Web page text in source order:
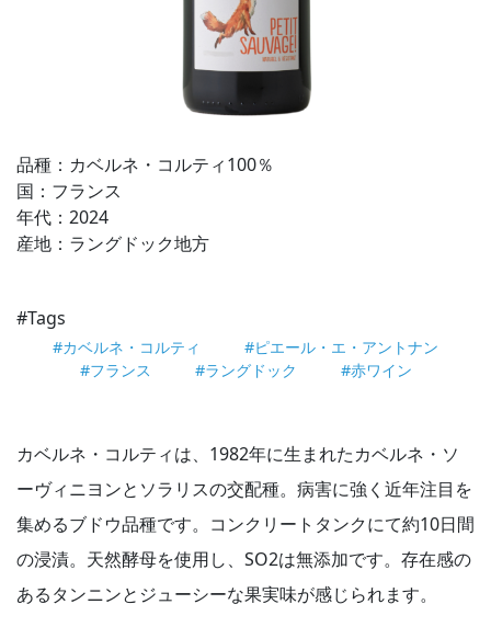
品種：カベルネ・コルティ100％
国：フランス
年代：2024
産地：ラングドック地方
#Tags
#カベルネ・コルティ
#ピエール・エ・アントナン
#フランス
#ラングドック #赤ワイン
カベルネ・コルティは、1982年に生まれたカベルネ・ソ
ーヴィニヨンとソラリスの交配種。病害に強く近年注目を
集めるブドウ品種です。コンクリートタンクにて約10日間
の浸漬。天然酵母を使用し、SO2は無添加です。存在感の
あるタンニンとジューシーな果実味が感じられます。